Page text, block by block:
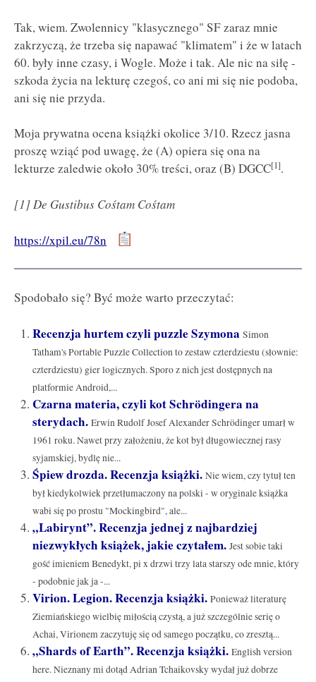
Tak, wiem. Zwolennicy "klasycznego" SF zaraz mnie
zakrzyczą, że trzeba się napawać "klimatem" i że w latach
60. były inne czasy, i Wogle. Może i tak. Ale nic na siłę -
szkoda życia na lekturę czegoś, co ani mi się nie podoba,
ani się nie przyda.
Moja prywatna ocena książki okolice 3/10. Rzecz jasna
proszę wziąć pod uwagę, że (A) opiera się ona na
lekturze zaledwie około 30% treści, oraz (B) DGCC[1].
[1] De Gustibus Cośtam Cośtam
https://xpil.eu/78n
Spodobało się? Być może warto przeczytać:
Recenzja hurtem czyli puzzle Szymona Simon
Tatham's Portable Puzzle Collection to zestaw czterdziestu (słownie:
czterdziestu) gier logicznych. Sporo z nich jest dostępnych na
platformie Android,...
Czarna materia, czyli kot Schrödingera na
sterydach. Erwin Rudolf Josef Alexander Schrödinger umarł w
1961 roku. Nawet przy założeniu, że kot był długowiecznej rasy
syjamskiej, bydlę nie...
Śpiew drozda. Recenzja książki. Nie wiem, czy tytuł ten
był kiedykolwiek przetłumaczony na polski - w oryginale książka
wabi się po prostu "Mockingbird", ale...
„Labirynt”. Recenzja jednej z najbardziej
niezwykłych książek, jakie czytałem. Jest sobie taki
gość imieniem Benedykt, pi x drzwi trzy lata starszy ode mnie, który
- podobnie jak ja -...
Virion. Legion. Recenzja książki. Ponieważ literaturę
Ziemiańskiego wielbię miłością czystą, a już szczególnie serię o
Achai, Virionem zaczytuję się od samego początku, co zresztą...
„Shards of Earth”. Recenzja książki. English version
here. Nieznany mi dotąd Adrian Tchaikovsky wydał już dobrze